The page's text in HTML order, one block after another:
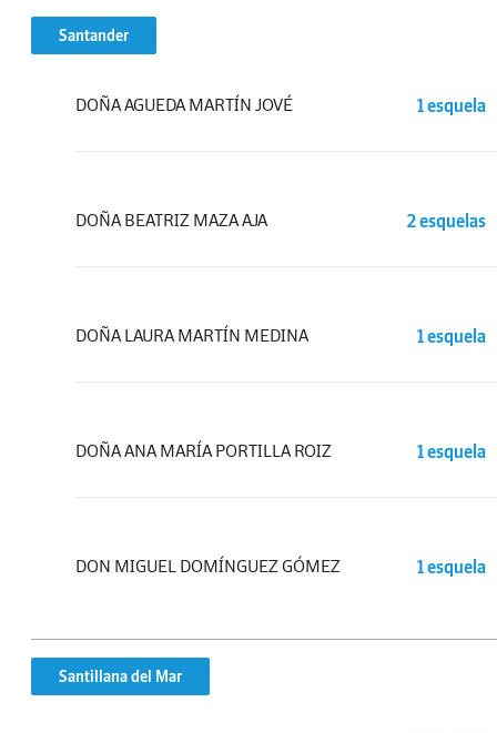
Santander
DOÑA AGUEDA MARTÍN JOVÉ 1 esquela
DOÑA BEATRIZ MAZA AJA 2 esquelas
DOÑA LAURA MARTÍN MEDINA 1 esquela
DOÑA ANA MARÍA PORTILLA ROIZ 1 esquela
DON MIGUEL DOMÍNGUEZ GÓMEZ 1 esquela
Santillana del Mar